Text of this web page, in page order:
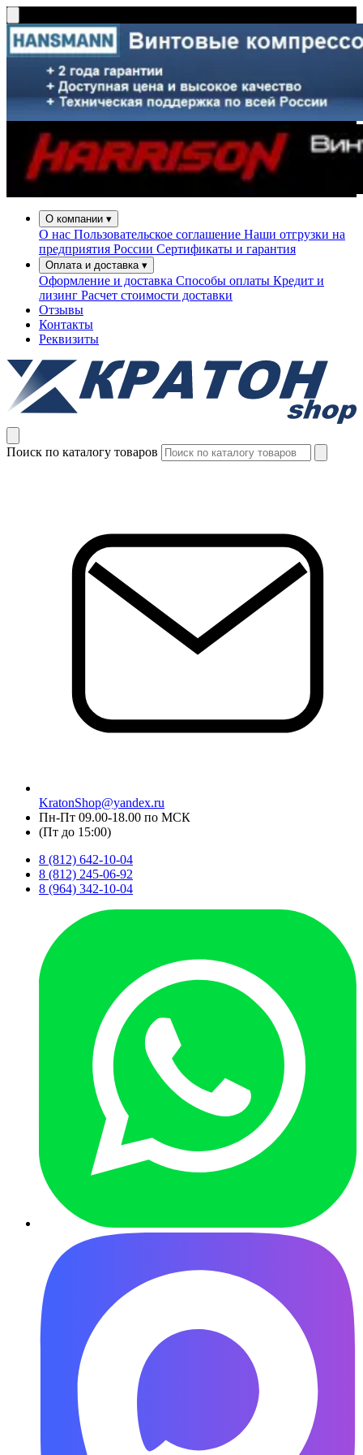
О компании ▾
О нас Пользовательское соглашение Наши отгрузки на
предприятия России Сертификаты и гарантия
Оплата и доставка ▾
Оформление и доставка Способы оплаты Кредит и
лизинг Расчет стоимости доставки
Отзывы
Контакты
Реквизиты
Поиск по каталогу товаров
KratonShop@yandex.ru
Пн-Пт 09.00-18.00 по МСК
(Пт до 15:00)
8 (812) 642-10-04
8 (812) 245-06-92
8 (964) 342-10-04